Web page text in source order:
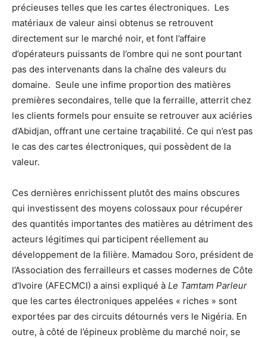
précieuses telles que les cartes électroniques. Les
matériaux de valeur ainsi obtenus se retrouvent
directement sur le marché noir, et font l’affaire
d’opérateurs puissants de l’ombre qui ne sont pourtant
pas des intervenants dans la chaîne des valeurs du
domaine. Seule une infime proportion des matières
premières secondaires, telle que la ferraille, atterrit chez
les clients formels pour ensuite se retrouver aux aciéries
d’Abidjan, offrant une certaine traçabilité. Ce qui n’est pas
le cas des cartes électroniques, qui possèdent de la
valeur.
Ces dernières enrichissent plutôt des mains obscures
qui investissent des moyens colossaux pour récupérer
des quantités importantes des matières au détriment des
acteurs légitimes qui participent réellement au
développement de la filière. Mamadou Soro, président de
l’Association des ferrailleurs et casses modernes de Côte
d’Ivoire (AFECMCI) a ainsi expliqué à Le Tamtam Parleur
que les cartes électroniques appelées « riches » sont
exportées par des circuits détournés vers le Nigéria. En
outre, à côté de l’épineux problème du marché noir, se